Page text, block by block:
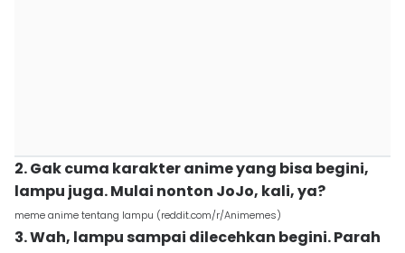
2. Gak cuma karakter anime yang bisa begini,
lampu juga. Mulai nonton JoJo, kali, ya?
meme anime tentang lampu (reddit.com/r/Animemes)
3. Wah, lampu sampai dilecehkan begini. Parah